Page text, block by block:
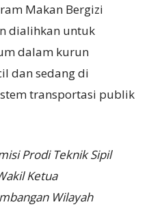
Makan Bergizi
dialihkan untuk
dalam kurun
dan sedang di
transportasi publik
Prodi Teknik Sipil
Ketua
Wilayah